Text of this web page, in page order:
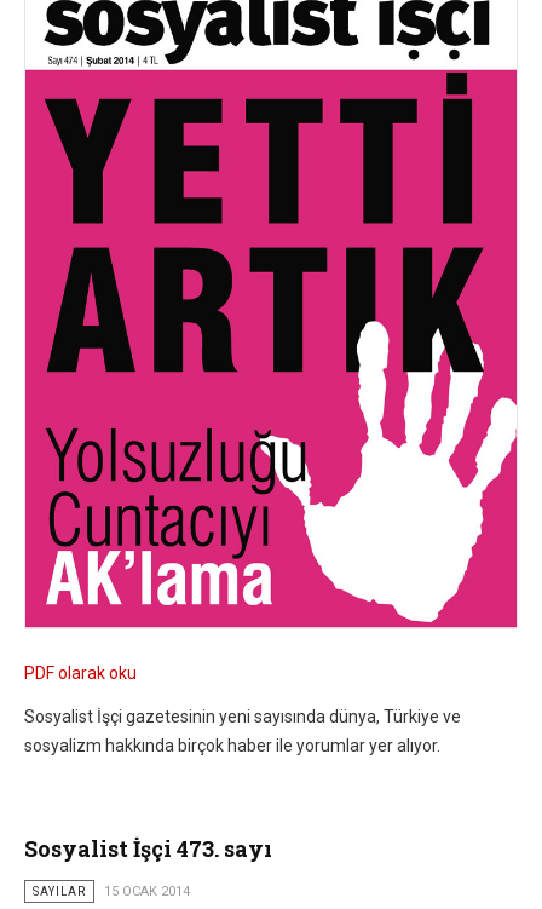
PDF olarak oku
Sosyalist İşçi gazetesinin yeni sayısında dünya, Türkiye ve
sosyalizm hakkında birçok haber ile yorumlar yer alıyor.
Sosyalist İşçi 473. sayı
SAYILAR 15 OCAK 2014